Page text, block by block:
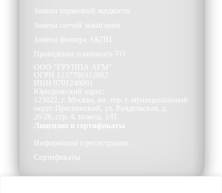
Замена тормозной жидкости
Замена свечей зажигания
Замена фильтра АКПП
Проведение планового ТО
ООО "ГРУППА АГМ"
ОГРН
1237700312882
9701248091
Юридический адрес:
123022, г. Москва, вн. тер. г. муниципальный
округ Пресненский, ул. Рочдельская, д.
26/28, стр. 4, помещ. 1/П
Лицензии и сертификаты
Информация о регистрации
Сертификаты